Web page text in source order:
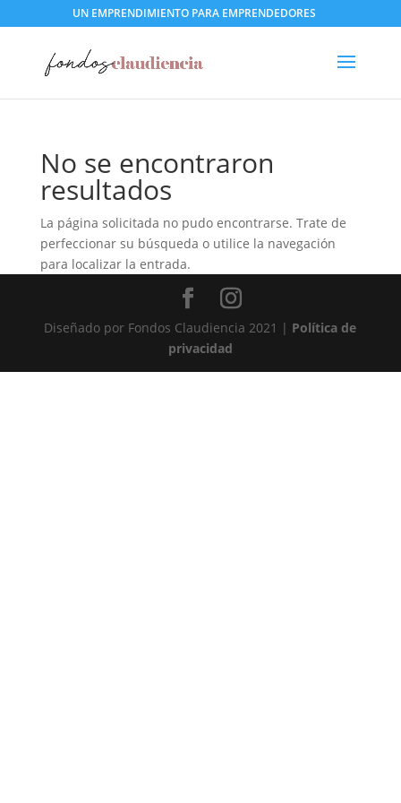
UN EMPRENDIMIENTO PARA EMPRENDEDORES
No se encontraron
resultados
La página solicitada no pudo encontrarse. Trate de
perfeccionar su búsqueda o utilice la navegación
para localizar la entrada.
Diseñado por Fondos Claudiencia 2021 | Política de
privacidad